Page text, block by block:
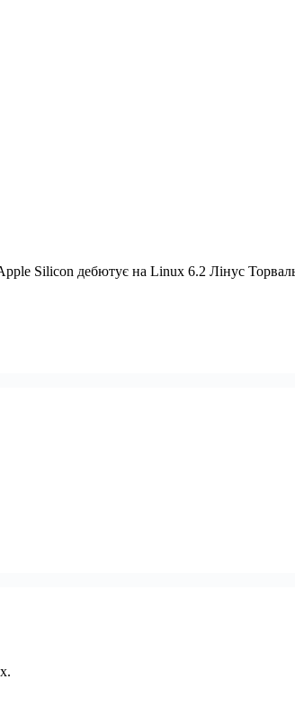
Silicon дебютує на Linux 6.2 Лінус